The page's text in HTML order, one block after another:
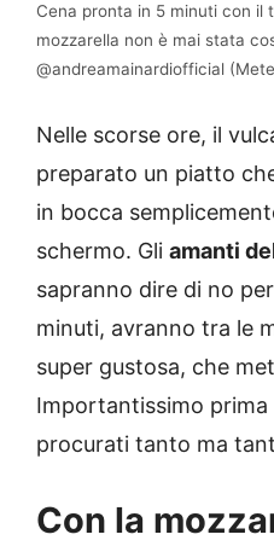
Cena pronta in 5 minuti con il
mozzarella non è mai stata
@andreamainardiofficial
Nelle scorse ore, il
preparato un piatto
in bocca
schermo. Gli amanti
sapranno dire di no
minuti, avranno tra le
super gustosa, che
Importantissimo
procurati tanto ma
Con la